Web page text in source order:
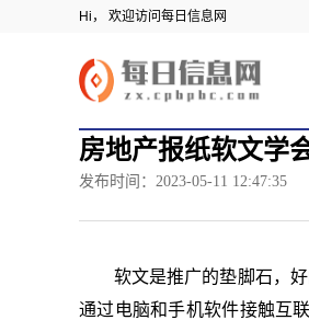
Hi， 欢迎访问每日信息网
房地产报纸软文学
发布时间：2023-05-11 12:47:35
软文是推广的垫脚石，
通过电脑和手机软件接触互